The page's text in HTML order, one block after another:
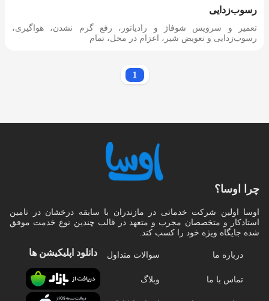
رسوب‌زدایی
تعمیر و سرویس شوفاژ و رادیاتور، رفع گرم نشدن، هواگیری،
رسوب‌زدایی و تعویض شیر، اعزام در محل، تمام
1
چرا اوسا؟
اوسا اولین شرکت خدماتی در مازندران با سابقه درخشان در تامین
استادکار و متخصصان مجرب و متعهد در قالب چندین نوع خدمت موفق
شده جایگاه ویژه خود را کسب کند.
درباره ما سوالات متداول
تماس با ما وبلاگ
دانلود اپلیکیشن‌ ها